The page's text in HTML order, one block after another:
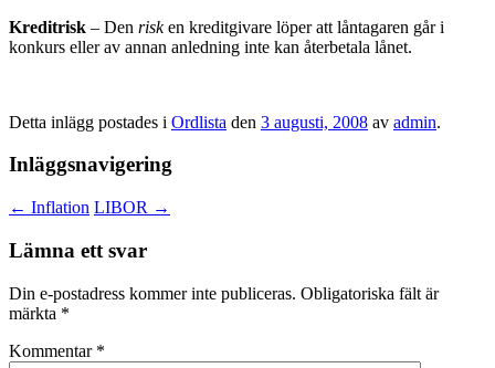
Kreditrisk – Den risken kreditgivare löper att låntagaren går i
konkurs eller av annan anledning inte kan återbetala lånet.
Detta inlägg postades i Ordlista den 3 augusti, 2008 av admin.
Inläggsnavigering
← Inflation LIBOR →
Lämna ett svar
Din e-postadress kommer inte publiceras. Obligatoriska fält är
märkta *
Kommentar *